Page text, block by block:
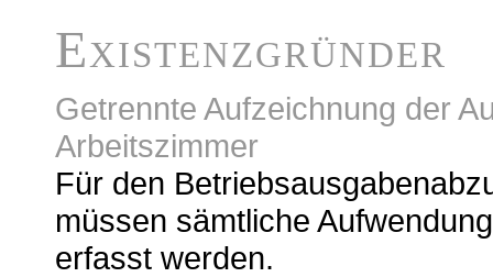
Existenzgründer
Getrennte Aufzeichnung der
Arbeitszimmer
Für den
müssen sämtliche
erfasst werden.